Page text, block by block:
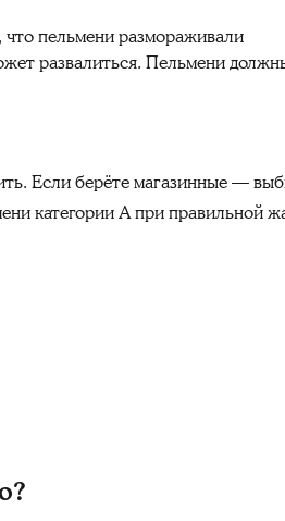
пельмени размораживали
развалиться. Пельмени
Если берёте магазинные —
категории А при правильной